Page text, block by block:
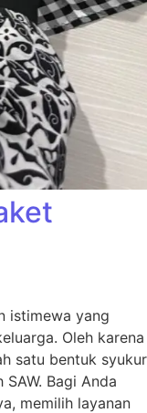
istimewa yang
Oleh karena
satu bentuk syukur
Bagi Anda
memilih layanan